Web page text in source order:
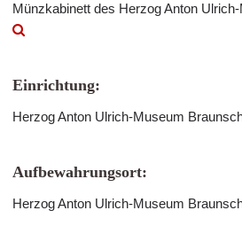
Münzkabinett des Herzog Anton
Einrichtung:
Herzog Anton Ulrich-Museum
Aufbewahrungsort:
Herzog Anton Ulrich-Museum